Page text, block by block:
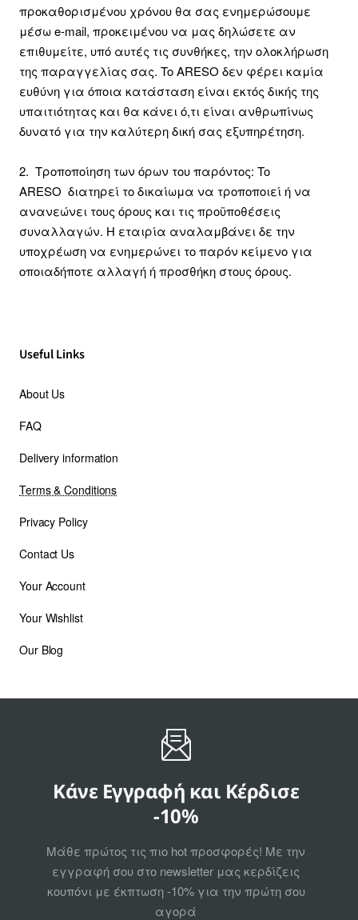
προκαθορισμένου χρόνου θα σας ενημερώσουμε
μέσω e-mail, προκειμένου να μας δηλώσετε αν
επιθυμείτε, υπό αυτές τις συνθήκες, την ολοκλήρωση
της παραγγελίας σας. To ARESO δεν φέρει καμία
ευθύνη για όποια κατάσταση είναι εκτός δικής της
υπαιτιότητας και θα κάνει ό,τι είναι ανθρωπίνως
δυνατό για την καλύτερη δική σας εξυπηρέτηση.
2. Τροποποίηση των όρων του παρόντος: To
ARESO διατηρεί το δικαίωμα να τροποποιεί ή να
ανανεώνει τoυς όρους και τις προϋποθέσεις
συναλλαγών. H εταιρία αναλαμβάνει δε την
υποχρέωση να ενημερώνει το παρόν κείμενο για
οποιαδήποτε αλλαγή ή προσθήκη στους όρους.
Useful Links
About Us
FAQ
Delivery information
Terms & Conditions
Privacy Policy
Contact Us
Your Account
Your Wishlist
Our Blog
Κάνε Εγγραφή και Κέρδισε
-10%
Μάθε πρώτος τις πιο hot προσφορές! Με την
εγγραφή σου στο newsletter μας κερδίζεις
κουπόνι με έκπτωση -10% για την πρώτη σου
αγορά